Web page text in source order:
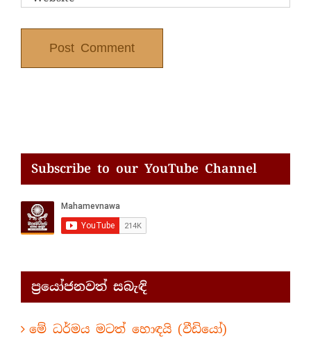
Subscribe to our YouTube Channel
ප්‍රයෝජනවත් සබැඳි
මේ ධර්මය මටත් හොඳයි (වීඩියෝ)